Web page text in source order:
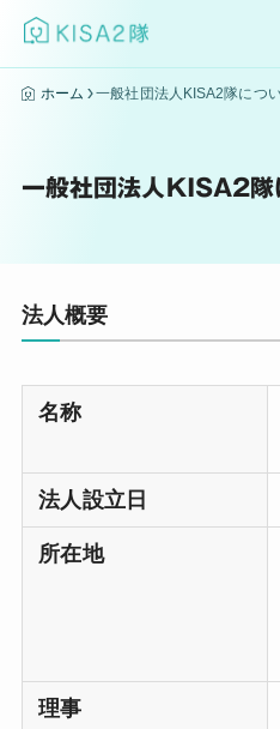
ホーム 一般社団法人KISA2隊につ
一般社団法人KISA2隊
法人概要
名称
法人設立日
所在地
理事